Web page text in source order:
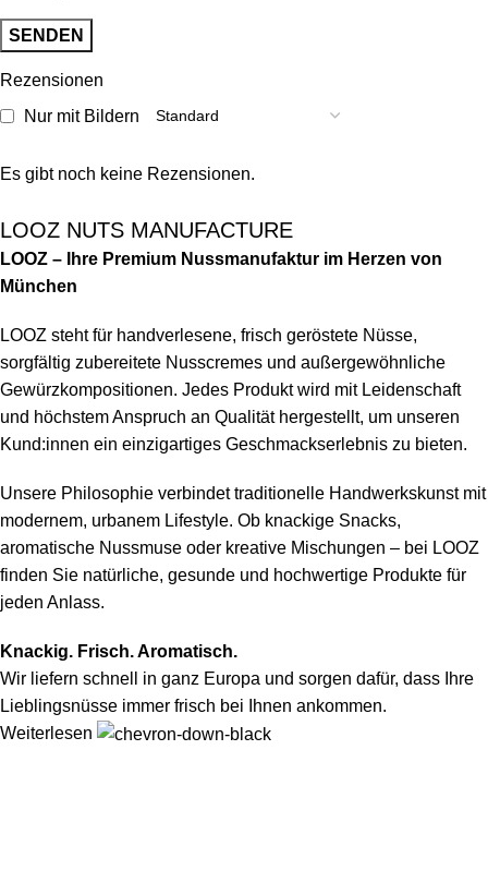
Rezensionen
Nur mit Bildern
Es gibt noch keine Rezensionen.
LOOZ NUTS MANUFACTURE
LOOZ – Ihre Premium Nussmanufaktur im Herzen von
München
LOOZ steht für handverlesene, frisch geröstete Nüsse,
sorgfältig zubereitete Nusscremes und außergewöhnliche
Gewürzkompositionen. Jedes Produkt wird mit Leidenschaft
und höchstem Anspruch an Qualität hergestellt, um unseren
Kund:innen ein einzigartiges Geschmackserlebnis zu bieten.
Unsere Philosophie verbindet traditionelle Handwerkskunst mit
modernem, urbanem Lifestyle. Ob knackige Snacks,
aromatische Nussmuse oder kreative Mischungen – bei LOOZ
finden Sie natürliche, gesunde und hochwertige Produkte für
jeden Anlass.
Knackig. Frisch. Aromatisch.
Wir liefern schnell in ganz Europa und sorgen dafür, dass Ihre
Lieblingsnüsse immer frisch bei Ihnen ankommen.
Weiterlesen